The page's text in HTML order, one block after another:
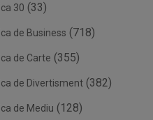
30 (33)
de Business (718)
de Carte (355)
de Divertisment (382)
de Mediu (128)